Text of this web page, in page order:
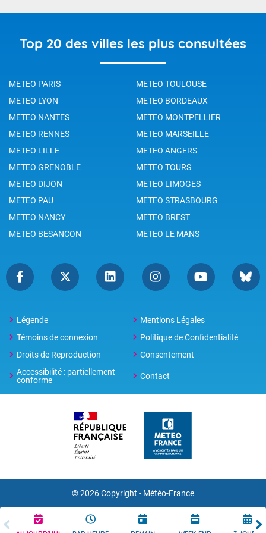
Top 20 des villes les plus consultées
METEO PARIS
METEO TOULOUSE
METEO LYON
METEO BORDEAUX
METEO NANTES
METEO MONTPELLIER
METEO RENNES
METEO MARSEILLE
METEO LILLE
METEO ANGERS
METEO GRENOBLE
METEO TOURS
METEO DIJON
METEO LIMOGES
METEO PAU
METEO STRASBOURG
METEO NANCY
METEO BREST
METEO BESANCON
METEO LE MANS
Légende
Mentions Légales
Témoins de connexion
Politique de Confidentialité
Droits de Reproduction
Consentement
Accessibilité : partiellement
conforme
Contact
© 2026 Copyright - Météo-France